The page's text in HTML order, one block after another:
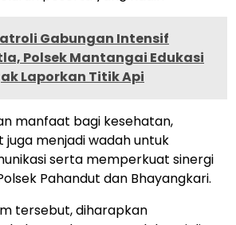
Gabungan Intensif
Polsek Mantangai Edukasi
Laporkan Titik Api
manfaat bagi kesehatan,
menjadi wadah untuk
serta memperkuat sinergi
Pahandut dan Bhayangkari.
tersebut, diharapkan